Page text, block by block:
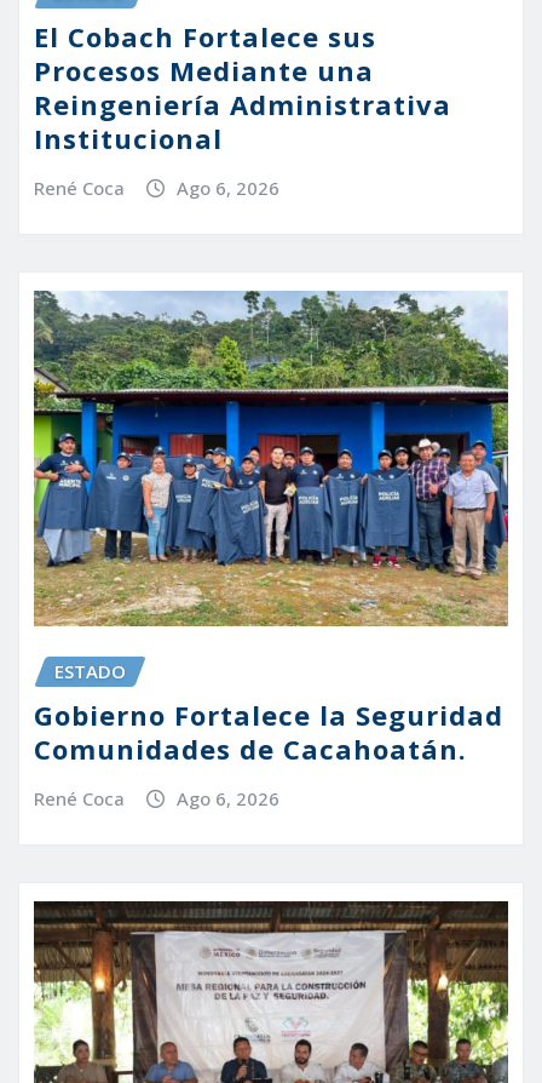
El Cobach Fortalece sus
Procesos Mediante una
Reingeniería Administrativa
Institucional
René Coca Ago 6, 2026
ESTADO
Gobierno Fortalece la Seguridad
Comunidades de Cacahoatán.
René Coca Ago 6, 2026